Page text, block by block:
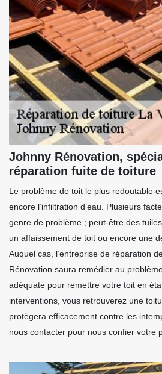
Johnny Rénovation,
réparation fuite de toiture
Le problème de toit le plus redoutable
encore l’infiltration d’eau. Plusieurs
genre de problème ; peut-être des
un affaissement de toit ou encore une
Auquel cas, l’entreprise de réparation
Rénovation saura remédier au
adéquate pour remettre votre toit en
interventions, vous retrouverez une
protègera efficacement contre les
nous contacter pour nous confier votre